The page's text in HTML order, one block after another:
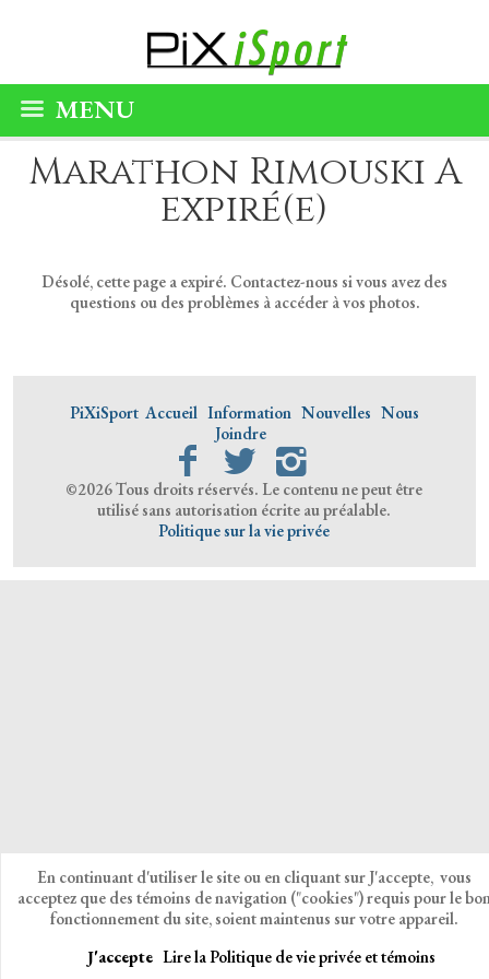
MENU
Marathon Rimouski A
expiré(e)
Désolé, cette page a expiré. Contactez-nous si vous avez des
questions ou des problèmes à accéder à vos photos.
PiXiSport Accueil Information Nouvelles Nous
Joindre
©2026 Tous droits réservés. Le contenu ne peut être
utilisé sans autorisation écrite au préalable.
Politique sur la vie privée
En continuant d'utiliser le site ou en cliquant sur J'accepte, vous
acceptez que des témoins de navigation ("cookies") requis pour le
fonctionnement du site, soient maintenus sur votre appareil.
J'accepte Lire la Politique de vie privée et témoins